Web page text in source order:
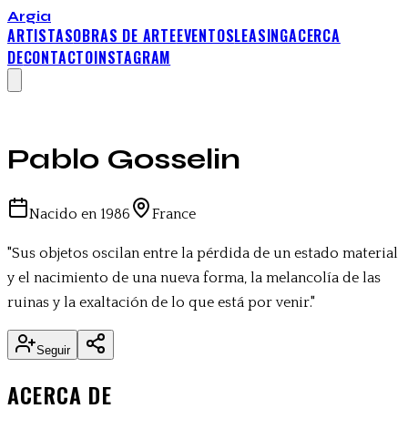
Argia
ARTISTASOBRAS DE ARTEEVENTOSLEASINGACERCA
DECONTACTOINSTAGRAM
Pablo Gosselin
Nacido en 1986 France
"Sus objetos oscilan entre la pérdida de un estado material
y el nacimiento de una nueva forma, la melancolía de las
ruinas y la exaltación de lo que está por venir."
Seguir
ACERCA DE